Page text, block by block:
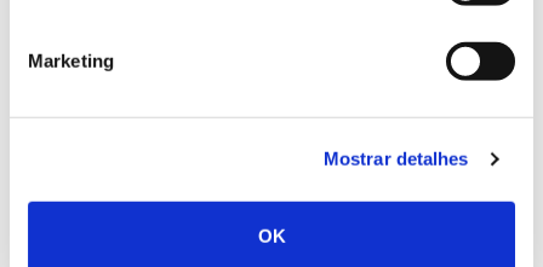
Marketing
Mostrar detalhes
OK
25.06.2026
Natureza e florestas procuram jovens voluntários